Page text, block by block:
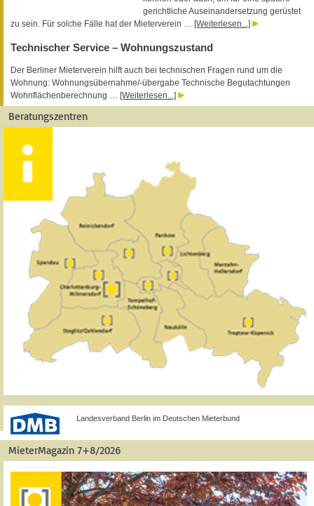
gerichtliche Auseinandersetzung gerüstet
zu sein. Für solche Fälle hat der Mieterverein … [Weiterlesen...]
Technischer Service – Wohnungszustand
Der Berliner Mieterverein hilft auch bei technischen Fragen rund um die
Wohnung: Wohnungsübernahme/-übergabe Technische Begutachtungen
Wohnflächenberechnung … [Weiterlesen...]
Beratungszentren
Landesverband Berlin im Deutschen Mieterbund
MieterMagazin 7+8/2026